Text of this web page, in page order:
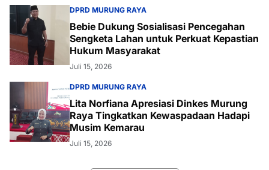
DPRD MURUNG RAYA
Bebie Dukung Sosialisasi Pencegahan
Sengketa Lahan untuk Perkuat Kepastian
Hukum Masyarakat
Juli 15, 2026
DPRD MURUNG RAYA
Lita Norfiana Apresiasi Dinkes Murung
Raya Tingkatkan Kewaspadaan Hadapi
Musim Kemarau
Juli 15, 2026